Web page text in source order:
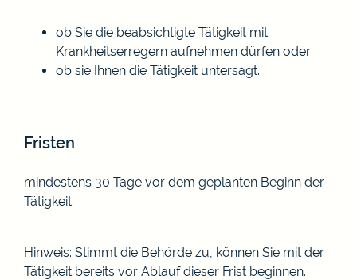
ob Sie die beabsichtigte Tätigkeit mit
Krankheitserregern aufnehmen dürfen oder
ob sie Ihnen die Tätigkeit untersagt.
Fristen
mindestens 30 Tage vor dem geplanten Beginn der
Tätigkeit
Hinweis: Stimmt die Behörde zu, können Sie mit der
Tätigkeit bereits vor Ablauf dieser Frist beginnen.